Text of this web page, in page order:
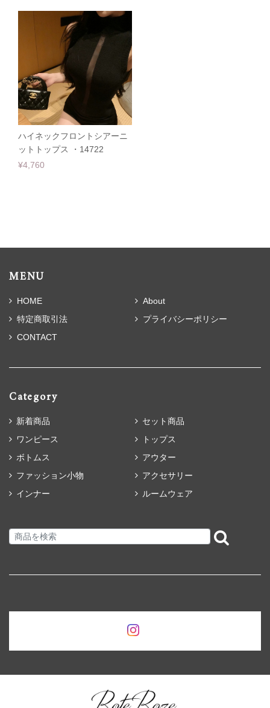
ハイネックフロントシアーニ
ットトップス ・14722
¥4,760
MENU
HOME
About
特定商取引法
プライバシーポリシー
CONTACT
Category
新着商品
セット商品
ワンピース
トップス
ボトムス
アウター
ファッション小物
アクセサリー
インナー
ルームウェア